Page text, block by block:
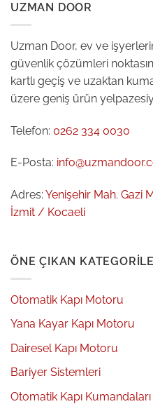
UZMAN DOOR
Uzman Door, ev ve
güvenlik çözümleri
kartlı geçiş ve uzaktan
üzere geniş ürün
Telefon: 0262 334 0030
E-Posta:
Adres: Yenişehir Mah. Gazi
İzmit / Kocaeli
ÖNE ÇIKAN
Otomatik Kapı Motoru
Yana Kayar Kapı Motoru
Dairesel Kapı Motoru
Bariyer Sistemleri
Otomatik Kapı Kumandaları